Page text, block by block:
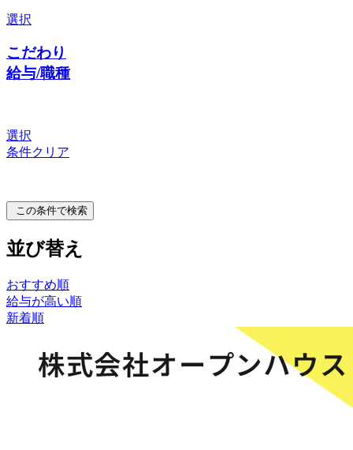
選択
こだわり
給与/職種
選択
条件クリア
この条件で検索
並び替え
おすすめ順
給与が高い順
新着順